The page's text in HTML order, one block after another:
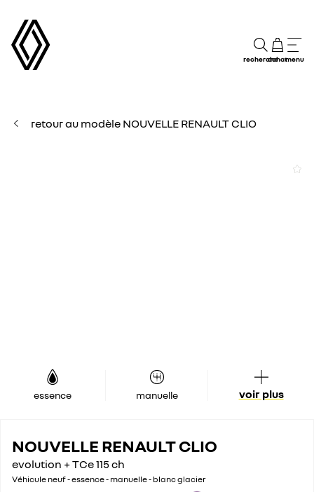
rechercheachatmenu
retour au modèle NOUVELLE RENAULT CLIO
essence manuelle voir plus
NOUVELLE RENAULT CLIO
evolution + TCe 115 ch
Véhicule neuf - essence - manuelle - blanc glacier